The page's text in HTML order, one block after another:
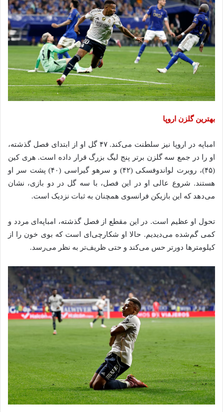
بهترین گلزن اروپا
امباپه در اروپا نیز سلطنت می‌کند. ۴۷ گل او از ابتدای فصل گذشته،
او را در جمع سه گلزن برتر پنج لیگ بزرگ قرار داده است. هری کین
(۴۵)، روبرت لواندوفسکی (۴۲) و سرهو گیراسی (۴۰) پشت سر او
هستند. شروع عالی او در این فصل، با سه گل در دو بازی، نشان
می‌دهد که این بازیکن فرانسوی همچنان به ثبات نزدیک است.
تحول او عظیم است. در این مقطع از فصل گذشته، امباپه‌ای مردد و
کمی گم‌شده می‌دیدیم. حالا او شکارچی‌ای است که بوی خون را از
کیلومترها دورتر حس می‌کند و حتی ظریف‌تر به نظر می‌رسد.